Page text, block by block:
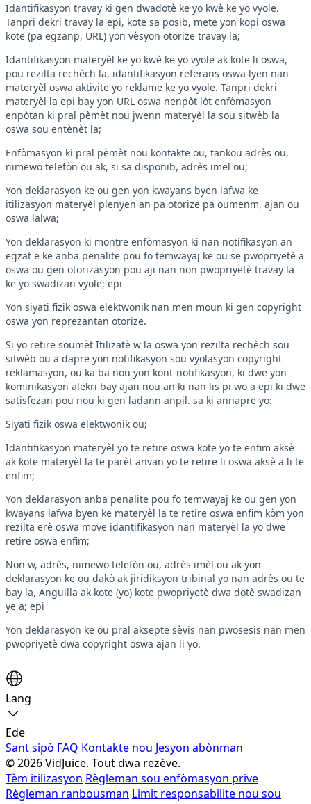
Idantifikasyon travay ki gen dwadotè ke yo kwè ke yo vyole.
Tanpri dekri travay la epi, kote sa posib, mete yon kopi oswa
kote (pa egzanp, URL) yon vèsyon otorize travay la;
Idantifikasyon materyèl ke yo kwè ke yo vyole ak kote li oswa,
pou rezilta rechèch la, idantifikasyon referans oswa lyen nan
materyèl oswa aktivite yo reklame ke yo vyole. Tanpri dekri
materyèl la epi bay yon URL oswa nenpòt lòt enfòmasyon
enpòtan ki pral pèmèt nou jwenn materyèl la sou sitwèb la
oswa sou entènèt la;
Enfòmasyon ki pral pèmèt nou kontakte ou, tankou adrès ou,
nimewo telefòn ou ak, si sa disponib, adrès imel ou;
Yon deklarasyon ke ou gen yon kwayans byen lafwa ke
itilizasyon materyèl plenyen an pa otorize pa oumenm, ajan ou
oswa lalwa;
Yon deklarasyon ki montre enfòmasyon ki nan notifikasyon an
egzat e ke anba penalite pou fo temwayaj ke ou se pwopriyetè a
oswa ou gen otorizasyon pou aji nan non pwopriyetè travay la
ke yo swadizan vyole; epi
Yon siyati fizik oswa elektwonik nan men moun ki gen copyright
oswa yon reprezantan otorize.
Si yo retire soumèt Itilizatè w la oswa yon rezilta rechèch sou
sitwèb ou a dapre yon notifikasyon sou vyolasyon copyright
reklamasyon, ou ka ba nou yon kont-notifikasyon, ki dwe yon
kominikasyon alekri bay ajan nou an ki nan lis pi wo a epi ki dwe
satisfezan pou nou ki gen ladann anpil. sa ki annapre yo:
Siyati fizik oswa elektwonik ou;
Idantifikasyon materyèl yo te retire oswa kote yo te enfim aksè
ak kote materyèl la te parèt anvan yo te retire li oswa aksè a li te
enfim;
Yon deklarasyon anba penalite pou fo temwayaj ke ou gen yon
kwayans lafwa byen ke materyèl la te retire oswa enfim kòm yon
rezilta erè oswa move idantifikasyon nan materyèl la yo dwe
retire oswa enfim;
Non w, adrès, nimewo telefòn ou, adrès imèl ou ak yon
deklarasyon ke ou dakò ak jiridiksyon tribinal yo nan adrès ou te
bay la, Anguilla ak kote (yo) kote pwopriyetè dwa dotè swadizan
ye a; epi
Yon deklarasyon ke ou pral aksepte sèvis nan pwosesis nan men
pwopriyetè dwa copyright oswa ajan li yo.
Lang
Ede
Sant sipò FAQ Kontakte nou Jesyon abònman
© 2026 VidJuice. Tout dwa rezève.
Tèm itilizasyon Règleman sou enfòmasyon prive
Règleman ranbousman Limit responsabilite nou sou